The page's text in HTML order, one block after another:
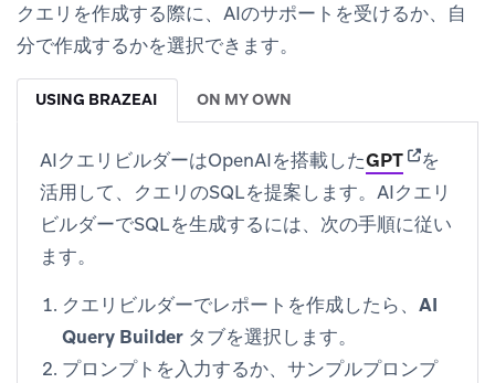
クエリを作成する際に、AIのサポートを受けるか、自
分で作成するかを選択できます。
USING BRAZEAI ON MY OWN
AIクエリビルダーはOpenAIを搭載したGPT(opens in
を
活用して、クエリのSQLを提案します。AIクエリ
ビルダーでSQLを生成するには、次の手順に従い
ます。
クエリビルダーでレポートを作成したら、 AI
Query Builder タブを選択します。
プロンプトを入力するか、サンプルプロンプ